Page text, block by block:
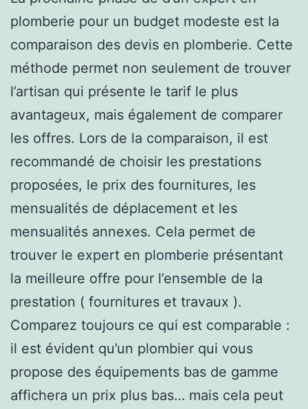
plomberie pour un budget modeste est la
comparaison des devis en plomberie. Cette
méthode permet non seulement de trouver
l’artisan qui présente le tarif le plus
avantageux, mais également de comparer
les offres. Lors de la comparaison, il est
recommandé de choisir les prestations
proposées, le prix des fournitures, les
mensualités de déplacement et les
mensualités annexes. Cela permet de
trouver le expert en plomberie présentant
la meilleure offre pour l’ensemble de la
prestation ( fournitures et travaux ).
Comparez toujours ce qui est comparable :
il est évident qu’un plombier qui vous
propose des équipements bas de gamme
affichera un prix plus bas… mais cela peut